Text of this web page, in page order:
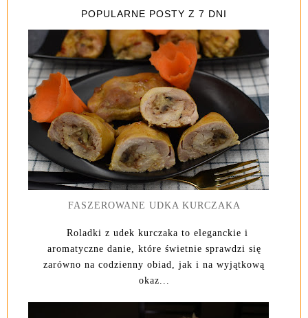
POPULARNE POSTY Z 7 DNI
FASZEROWANE UDKA KURCZAKA
Roladki z udek kurczaka to eleganckie i
aromatyczne danie, które świetnie sprawdzi się
zarówno na codzienny obiad, jak i na wyjątkową
okaz...